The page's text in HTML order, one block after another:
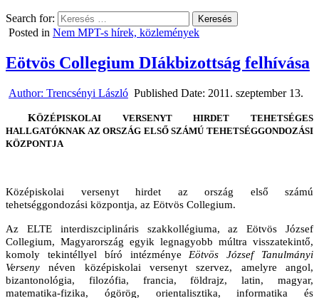
Search for:
Posted in Nem MPT-s hírek, közlemények
Eötvös Collegium DIákbizottság felhívása
Author: Trencsényi László Published Date: 2011. szeptember 13.
KÖZÉPISKOLAI VERSENYT HIRDET TEHETSÉGES
HALLGATÓKNAK AZ ORSZÁG ELSŐ SZÁMÚ TEHETSÉGGONDOZÁSI
KÖZPONTJA
Középiskolai versenyt hirdet az ország első számú
tehetséggondozási központja, az Eötvös Collegium.
Az ELTE interdiszciplináris szakkollégiuma, az Eötvös József
Collegium, Magyarország egyik legnagyobb múltra visszatekintő,
komoly tekintéllyel bíró intézménye Eötvös József Tanulmányi
Versenynéven középiskolai versenyt szervez, amelyre angol,
bizantonológia, filozófia, francia, földrajz, latin, magyar,
matematika-fizika, ógörög, orientalisztika, informatika és